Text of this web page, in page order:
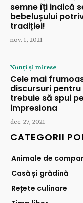
semne îți indică
bebelușului
tradiției!
nov. 1, 2021
Nunți și mirese
Cele mai
discursuri
trebuie să spui
impresiona
dec. 27, 2021
CATEGORII
Animale de
Casă și grădină
Rețete culinare